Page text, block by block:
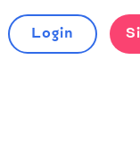
Login